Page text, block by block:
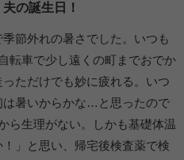
の誕生日！
節外れの暑さでした。いつも
転車で少し遠くの町までおでか
ただけでも妙に疲れる。いつ
は暑いからかな…と思ったので
ら生理がない。しかも基礎体温
」と思い、帰宅後検査薬で検